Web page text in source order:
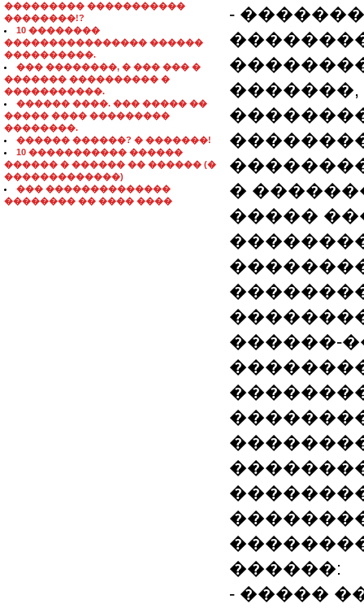
��������� �����������
��������!?
10 ��������
���������������� ������
����������.
��� ��������, � ��� ��� �
������� ���������� �
�����������.
������ ����. ��� ����� ��
����� ���� ���������
��������.
������ ������? � �������!
10 ����������� ������
������ � ������ �� ������ (�
�������������)
��� ��������������
�������� �� ���� ����
-
�
�����
������-
������:
- �����